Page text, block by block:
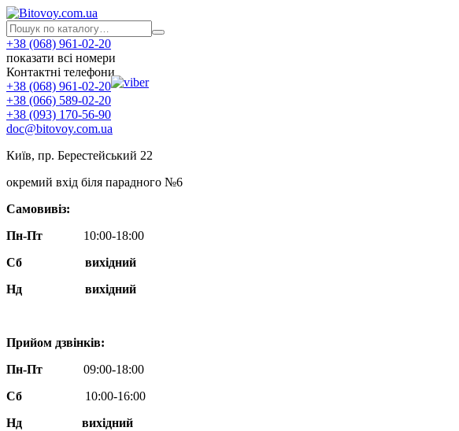
+38 (068) 961-02-20
показати всі номери
Контактні телефони
+38 (068) 961-02-20
+38 (066) 589-02-20
+38 (093) 170-56-90
doc@bitovoy.com.ua
Київ, пр. Берестейський 22
окремий вхід біля парадного №6
Самовивіз:
Пн-Пт
10:00-18:00
Сб
вихідний
Нд
вихідний
Прийом дзвінків:
Пн-Пт
09:00-18:00
Сб
10:00-16:00
Нд вихідний